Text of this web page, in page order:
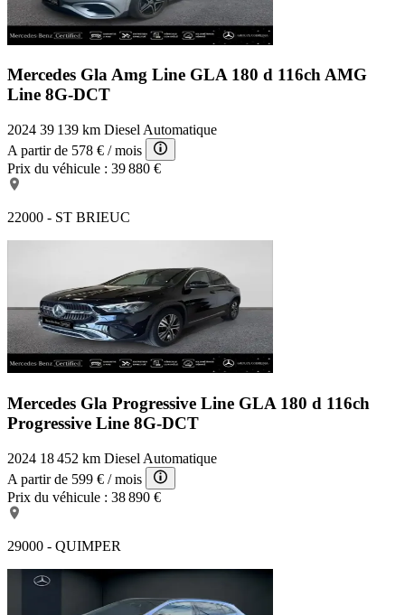
Mercedes Gla Amg Line GLA 180 d 116ch AMG
Line 8G-DCT
2024 39 139 km Diesel Automatique
A partir de 578 € / mois
Prix du véhicule : 39 880 €
22000 - ST BRIEUC
Mercedes Gla Progressive Line GLA 180 d 116ch
Progressive Line 8G-DCT
2024 18 452 km Diesel Automatique
A partir de 599 € / mois
Prix du véhicule : 38 890 €
29000 - QUIMPER